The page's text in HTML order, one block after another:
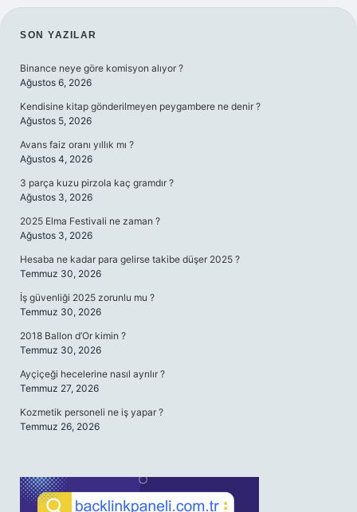
SIDEBAR
SON YAZILAR
Binance neye göre komisyon alıyor ?
Ağustos 6, 2026
Kendisine kitap gönderilmeyen peygambere ne denir ?
Ağustos 5, 2026
Avans faiz oranı yıllık mı ?
Ağustos 4, 2026
3 parça kuzu pirzola kaç gramdır ?
Ağustos 3, 2026
2025 Elma Festivali ne zaman ?
Ağustos 3, 2026
Hesaba ne kadar para gelirse takibe düşer 2025 ?
Temmuz 30, 2026
İş güvenliği 2025 zorunlu mu ?
Temmuz 30, 2026
2018 Ballon d’Or kimin ?
Temmuz 30, 2026
Ayçiçeği hecelerine nasıl ayrılır ?
Temmuz 27, 2026
Kozmetik personeli ne iş yapar ?
Temmuz 26, 2026